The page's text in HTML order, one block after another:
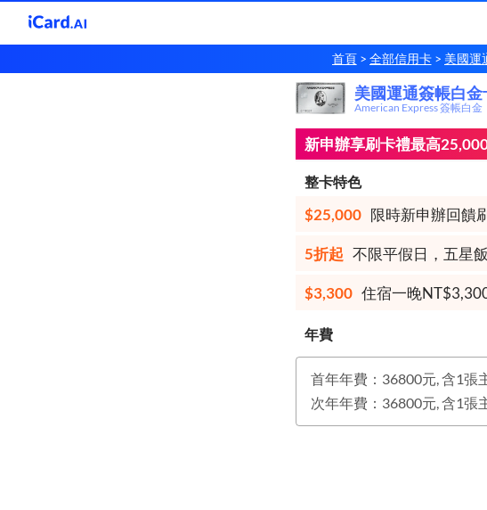
首頁 全部信用卡 美國運
美國運通簽帳白金
美國運通簽帳白金
American Express 簽帳白金
新申辦享刷卡禮最高25,000
整卡特色
$25,000 限時新申辦回饋
5折起 不限平假日，五星
$3,300 住宿一晚
年費
首年年費：36800元, 含1張
次年年費：36800元, 含1張